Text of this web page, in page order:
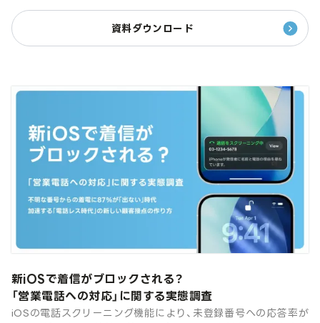
資料ダウンロード
新iOSで着信がブロックされる？
「営業電話への対応」に関する実態調査
iOSの電話スクリーニング機能により、未登録番号への応答率が